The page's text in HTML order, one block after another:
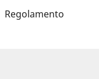
Regolamento